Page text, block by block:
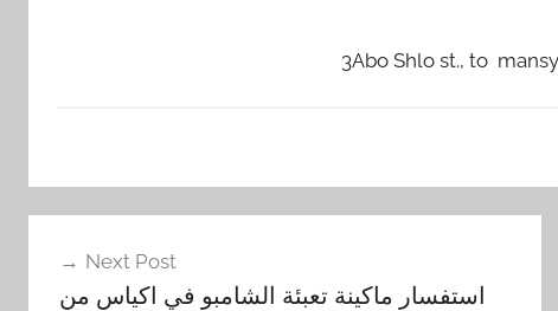
3Abo Shlo st., to
Next Post
استفسار ماكينة تعبئة الشامبو في اكياس من